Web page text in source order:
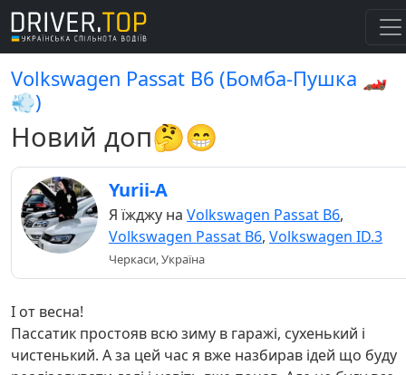
Volkswagen Passat B6 (Бомба-Пушка 🏎️
💨)
Новий доп🤔😁
Yurii-A
Я їжджу на Volkswagen Passat B6,
Volkswagen Passat B6, Volkswagen ID.3
Черкаси, Україна
І от весна!
Пассатик простояв всю зиму в гаражі, сухенький і
чистенький. А за цей час я вже назбирав ідей що буду